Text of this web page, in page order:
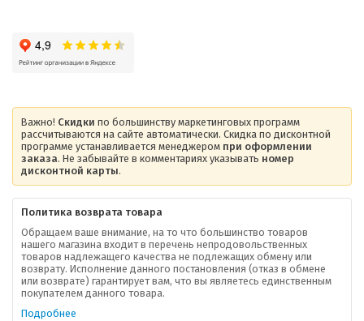
Важно! Скидки по большинству маркетинговых программ
рассчитываются на сайте автоматически. Скидка по дисконтной
программе устанавливается менеджером при оформлении
заказа. Не забывайте в комментариях указывать номер
дисконтной карты.
Политика возврата товара
Обращаем ваше внимание, на то что большинство товаров
нашего магазина входит в перечень непродовольственных
товаров надлежащего качества не подлежащих обмену или
возврату. Исполнение данного постановления (отказ в обмене
или возврате) гарантирует вам, что вы являетесь единственным
покупателем данного товара.
Подробнее
О компании
Ваша скидка